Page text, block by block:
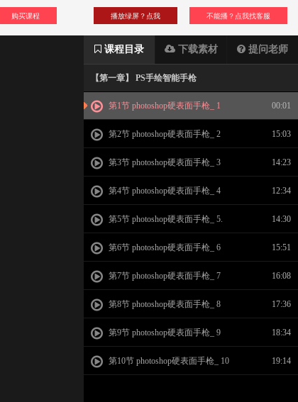
购买课程 不能播？点我找客服
播放绿屏？点我
课程目录 下载素材 提问老师
【第一章】 PS手绘智能手枪
第1节 photoshop硬表面手枪_ 1 00:01
第2节 photoshop硬表面手枪_ 2 15:03
第3节 photoshop硬表面手枪_ 3 14:23
第4节 photoshop硬表面手枪_ 4 12:34
第5节 photoshop硬表面手枪_ 5. 14:30
第6节 photoshop硬表面手枪_ 6 15:51
第7节 photoshop硬表面手枪_ 7 16:08
第8节 photoshop硬表面手枪_ 8 17:36
第9节 photoshop硬表面手枪_ 9 18:34
第10节 photoshop硬表面手枪_ 10 19:14